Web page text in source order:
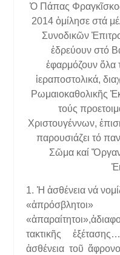
Ὁ Πάπας
2014 ὁμίλησε στά
Συνοδικῶν
ἑδρεύουν στό
ἐφαρμόζουν ὅλα
ἱεραποστολικά,
Ρωμαιοκαθολικῆς
τούς
Χριστουγέννων,
παρουσιάζει τό
Σῶμα καί
1. Ἡ ἀσθένεια νά
τακτικῆς
ἀσθένεια τοῦ